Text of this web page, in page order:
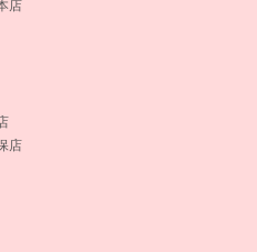
店
店